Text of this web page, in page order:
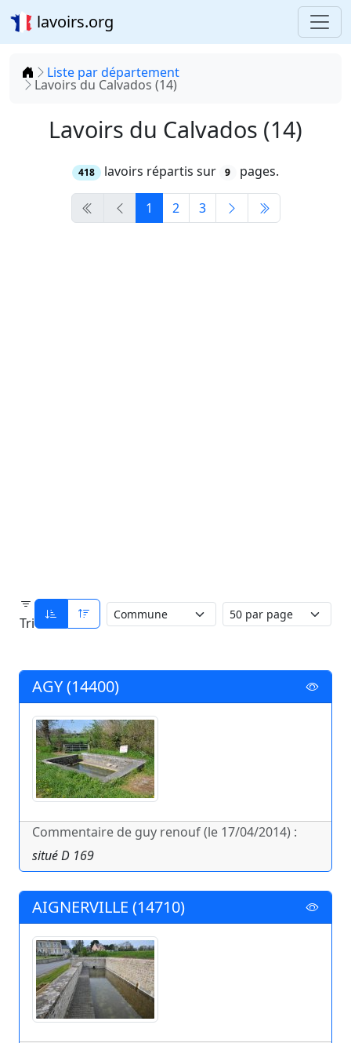
lavoirs.org
Accueil
Liste par département
Lavoirs du Calvados (14)
Lavoirs du Calvados (14)
418 lavoirs répartis sur 9 pages.
1 2 3
Tri
AGY (14400)
Commentaire de guy renouf (le 17/04/2014) :
situé D 169
AIGNERVILLE (14710)